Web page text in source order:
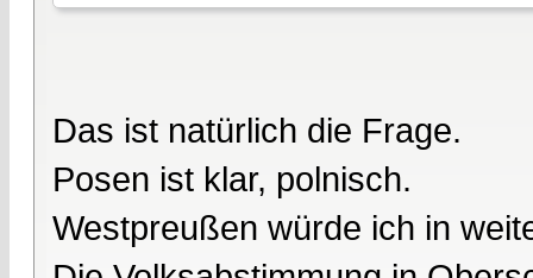
Das ist natürlich die Frage.
Posen ist klar, polnisch.
Westpreußen würde ich in